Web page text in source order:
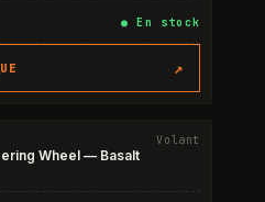
●En stock
↗
Volant
Wheel — Basalt